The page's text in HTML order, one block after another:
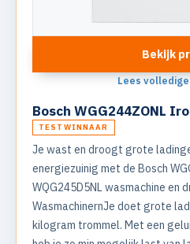
Bekijk
Lees
Bosch WGG244ZONL
TESTWINNAAR
Je wast en droogt grote
energiezuinig met de Bosch
WQG245D5NL wasmachine en
WasmachinernJe doet grote
kilogram trommel. Met een